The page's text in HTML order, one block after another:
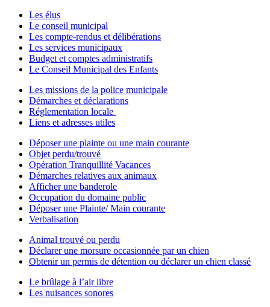
Les élus
Le conseil municipal
Les compte-rendus et délibérations
Les services municipaux
Budget et comptes administratifs
Le Conseil Municipal des Enfants
Les missions de la police municipale
Démarches et déclarations
Réglementation locale
Liens et adresses utiles
Déposer une plainte ou une main courante
Objet perdu/trouvé
Opération Tranquillité Vacances
Démarches relatives aux animaux
Afficher une banderole
Occupation du domaine public
Déposer une Plainte/ Main courante
Verbalisation
Animal trouvé ou perdu
Déclarer une morsure occasionnée par un chien
Obtenir un permis de détention ou déclarer un chien classé
Le brûlage à l’air libre
Les nuisances sonores